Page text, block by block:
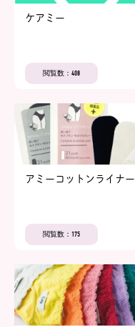
ケアミー
閲覧数：408
アミーコットンライナー
閲覧数：175